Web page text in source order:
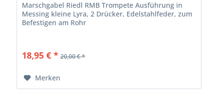
Marschgabel Riedl RMB Trompete Ausführung in
Messing kleine Lyra, 2 Drücker, Edelstahlfeder, zum
Befestigen am Rohr
18,95 € * 20,00 € *
Merken